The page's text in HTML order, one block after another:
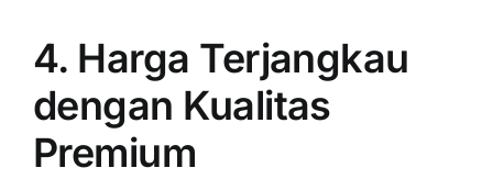
4. Harga Terjangkau
dengan Kualitas
Premium